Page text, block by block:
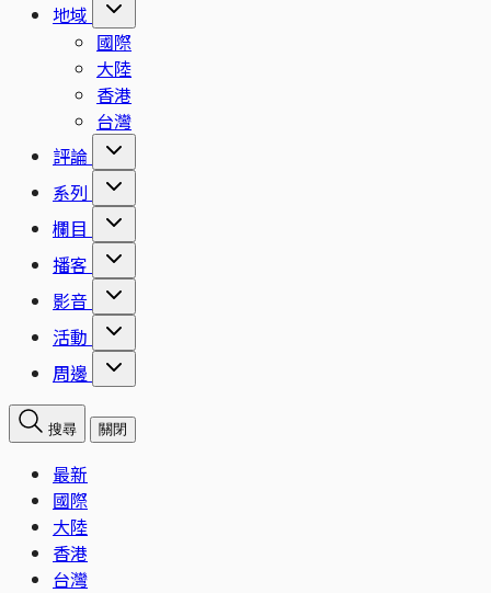
地域
國際
大陸
香港
台灣
評論
系列
欄目
播客
影音
活動
周邊
搜尋 關閉
最新
國際
大陸
香港
台灣